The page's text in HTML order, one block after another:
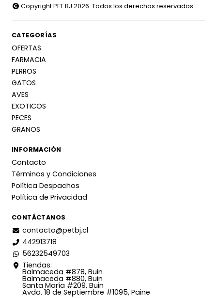
Copyright PET BJ 2026. Todos los derechos reservados.
CATEGORÍAS
OFERTAS
FARMACIA
PERROS
GATOS
AVES
EXOTICOS
PECES
GRANOS
INFORMACIÓN
Contacto
Términos y Condiciones
Política Despachos
Política de Privacidad
CONTÁCTANOS
contacto@petbj.cl
442913718
56232549703
Tiendas:
Balmaceda #878, Buin
Balmaceda #880, Buin
Santa María #209, Buin
Avda. 18 de Septiembre #1095, Paine